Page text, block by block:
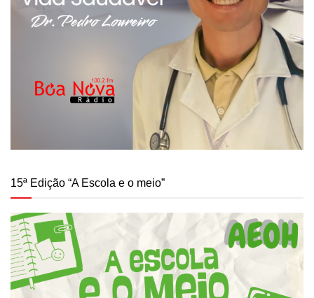
15ª Edição “A Escola e o meio”